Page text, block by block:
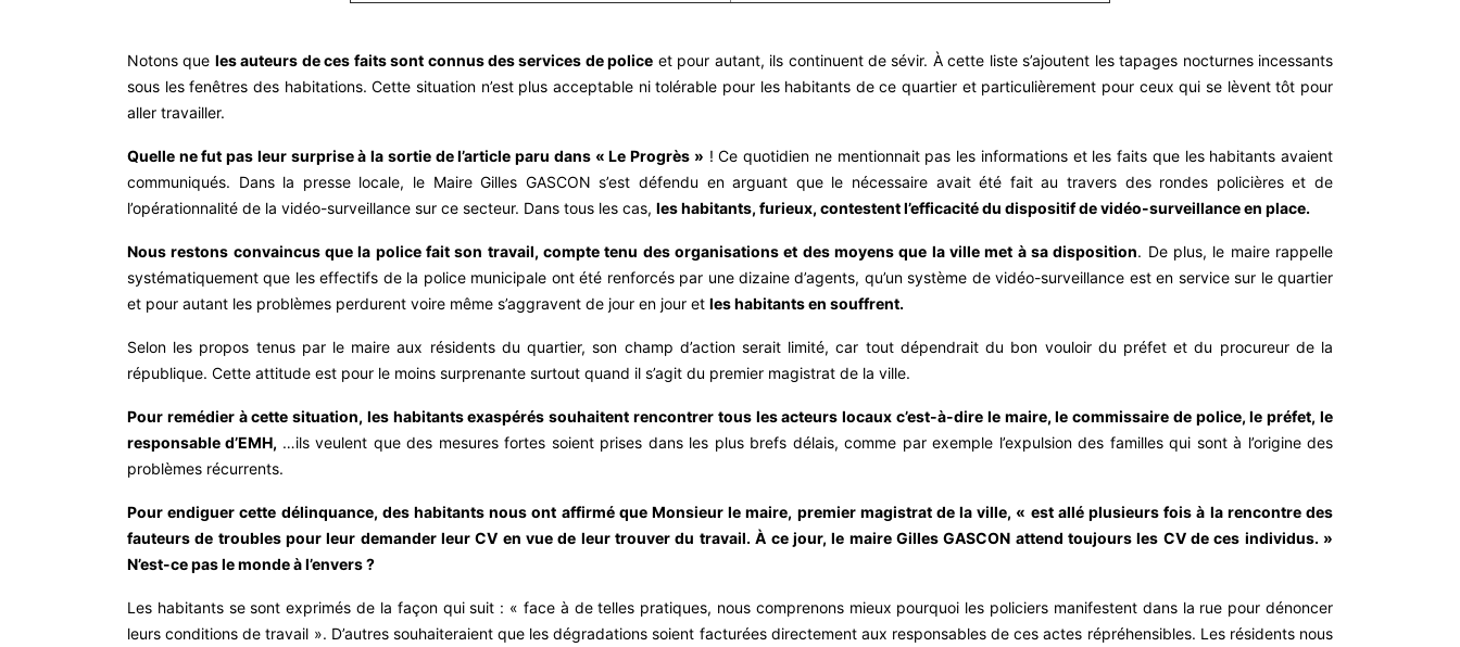
Notons que les auteurs de ces faits sont connus des services de police et pour autant, ils continuent de sévir. À cette liste s’ajoutent les tapages nocturnes incessants
sous les fenêtres des habitations. Cette situation n’est plus acceptable ni tolérable pour les habitants de ce quartier et particulièrement pour ceux qui se lèvent tôt pour
aller travailler.
Quelle ne fut pas leur surprise à la sortie de l’article paru dans « Le Progrès » ! Ce quotidien ne mentionnait pas les informations et les faits que les habitants avaient
communiqués. Dans la presse locale, le Maire Gilles GASCON s’est défendu en arguant que le nécessaire avait été fait au travers des rondes policières et de
l’opérationnalité de la vidéo-surveillance sur ce secteur. Dans tous les cas, les habitants, furieux, contestent l’efficacité du dispositif de vidéo-surveillance en place.
Nous restons convaincus que la police fait son travail, compte tenu des organisations et des moyens que la ville met à sa disposition. De plus, le maire rappelle
systématiquement que les effectifs de la police municipale ont été renforcés par une dizaine d’agents, qu’un système de vidéo-surveillance est en service sur le quartier
et pour autant les problèmes perdurent voire même s’aggravent de jour en jour et les habitants en souffrent.
Selon les propos tenus par le maire aux résidents du quartier, son champ d’action serait limité, car tout dépendrait du bon vouloir du préfet et du procureur de la
république. Cette attitude est pour le moins surprenante surtout quand il s’agit du premier magistrat de la ville.
Pour remédier à cette situation, les habitants exaspérés souhaitent rencontrer tous les acteurs locaux c’est-à-dire le maire, le commissaire de police, le préfet, le
responsable d’EMH, …ils veulent que des mesures fortes soient prises dans les plus brefs délais, comme par exemple l’expulsion des familles qui sont à l’origine des
problèmes récurrents.
Pour endiguer cette délinquance, des habitants nous ont affirmé que Monsieur le maire, premier magistrat de la ville, « est allé plusieurs fois à la rencontre des
fauteurs de troubles pour leur demander leur CV en vue de leur trouver du travail. À ce jour, le maire Gilles GASCON attend toujours les CV de ces individus. »
N’est-ce pas le monde à l’envers ?
Les habitants se sont exprimés de la façon qui suit : « face à de telles pratiques, nous comprenons mieux pourquoi les policiers manifestent dans la rue pour dénoncer
leurs conditions de travail ». D’autres souhaiteraient que les dégradations soient facturées directement aux responsables de ces actes répréhensibles. Les résidents nous